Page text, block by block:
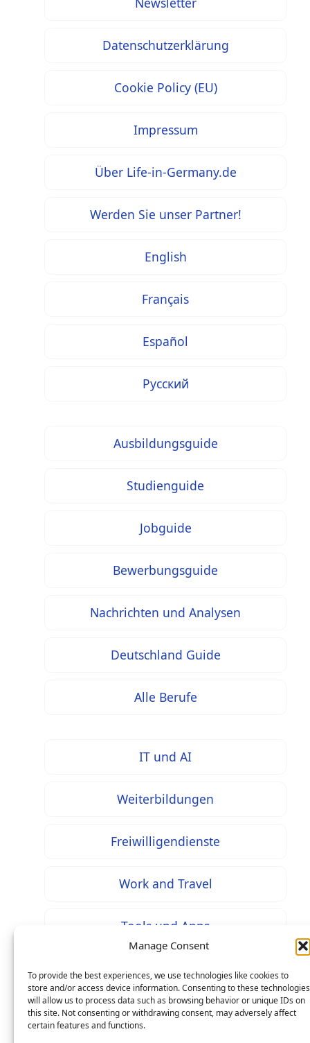
Manage Consent
To provide the best experiences, we use technologies like cookies to
store and/or access device information. Consenting to these technologies
will allow us to process data such as browsing behavior or unique IDs on
this site. Not consenting or withdrawing consent, may adversely affect
certain features and functions.
Datenschutzerklärung
Cookie Policy (EU)
Impressum
Über Life-in-Germany.de
Werden Sie unser Partner!
English
Français
Español
Русский
Ausbildungsguide
Studienguide
Jobguide
Bewerbungsguide
Nachrichten und Analysen
Deutschland Guide
Alle Berufe
IT und AI
Weiterbildungen
Freiwilligendienste
Work and Travel
Tools und Apps
* Bei mit diesem Zeichen gekennzeichneten Inhalten
handelt es sich um Werbung / Affiliate Links: Beim